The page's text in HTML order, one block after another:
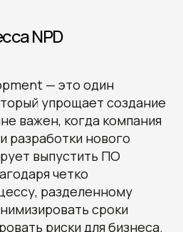
NPD
— это один
упрощает создание
важен, когда компания
разработки нового
выпустить ПО
четко
разделенному
сроки
риски для бизнеса.